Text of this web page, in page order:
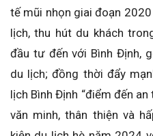
tế mũi nhọn giai đoạn
lịch, thu hút du khách
đầu tư đến với Bình Định,
du lịch; đồng thời đẩy
lịch Bình Định “điểm đến
văn minh, thân thiện và